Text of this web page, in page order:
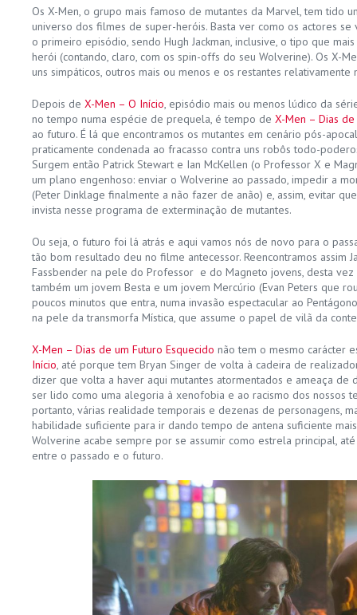
Os X-Men, o grupo mais famoso de mutantes da Marvel, tem tido
universo dos filmes de super-heróis. Basta ver como os actores
o primeiro episódio, sendo Hugh Jackman, inclusive, o tipo que
herói (contando, claro, com os spin-offs do seu Wolverine). Os X-
uns simpáticos, outros mais ou menos e os restantes relativamente
Depois de X-Men – O Início , episódio mais ou menos lúdico da
no tempo numa espécie de prequela, é tempo de X-Men – Dias
ao futuro. É lá que encontramos os mutantes em cenário pós-
praticamente condenada ao fracasso contra uns robôs todo-
Surgem então Patrick Stewart e Ian McKellen (o Professor X e
um plano engenhoso: enviar o Wolverine ao passado, impedir a
(Peter Dinklage finalmente a não fazer de anão) e, assim, evitar
invista nesse programa de exterminação de mutantes.
Ou seja, o futuro foi lá atrás e aqui vamos nós de novo para o
tão bom resultado deu no filme antecessor. Reencontramos assim
Fassbender na pele do Professor e do Magneto jovens, desta
também um jovem Besta e um jovem Mercúrio (Evan Peters que
poucos minutos que entra, numa invasão espectacular ao
na pele da transmorfa Mística, que assume o papel de vilã da
X-Men – Dias de um Futuro Esquecido não tem o mesmo carácter
Início , até porque tem Bryan Singer de volta à cadeira de
dizer que volta a haver aqui mutantes atormentados e ameaça de
ser lido como uma alegoria à xenofobia e ao racismo dos nossos
portanto, várias realidade temporais e dezenas de personagens,
habilidade suficiente para ir dando tempo de antena suficiente
Wolverine acabe sempre por se assumir como estrela principal,
entre o passado e o futuro.